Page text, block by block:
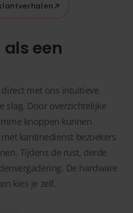
een
direct met ons intuïtieve
slag. Door overzichtelijke
knoppen kunnen
kantinedienst bezoekers
Tijdens de rust, derde
De hardware
kies je zelf.